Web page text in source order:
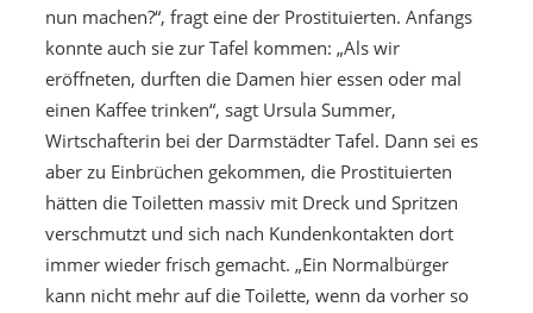
nun machen?“, fragt eine der Prostituierten. Anfangs
konnte auch sie zur Tafel kommen: „Als wir
eröffneten, durften die Damen hier essen oder mal
einen Kaffee trinken“, sagt Ursula Summer,
Wirtschafterin bei der Darmstädter Tafel. Dann sei es
aber zu Einbrüchen gekommen, die Prostituierten
hätten die Toiletten massiv mit Dreck und Spritzen
verschmutzt und sich nach Kundenkontakten dort
immer wieder frisch gemacht. „Ein Normalbürger
kann nicht mehr auf die Toilette, wenn da vorher so